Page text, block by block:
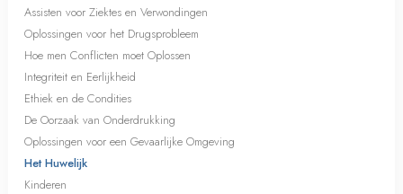
Assisten voor Ziektes en Verwondingen
Oplossingen voor het Drugsprobleem
Hoe men Conflicten moet Oplossen
Integriteit en Eerlijkheid
Ethiek en de Condities
De Oorzaak van Onderdrukking
Oplossingen voor een Gevaarlijke Omgeving
Het Huwelijk
Kinderen